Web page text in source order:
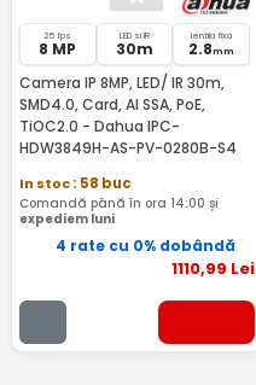
25 fps
8 MP
LED si IR
30m
lentila fixa
2.8mm
Camera IP 8MP, LED/ IR 30m,
SMD4.0, Card, AI SSA, PoE,
TiOC2.0 - Dahua IPC-
HDW3849H-AS-PV-0280B-S4
In stoc: 58 buc
Comandă până în ora 14:00 și
expediem luni
4 rate cu 0% dobândă
1110,99 Lei